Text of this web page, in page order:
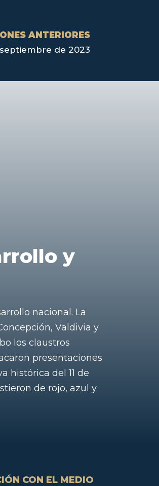
ANTERIORES
de 2023
y
nacional. La
Valdivia y
los claustros
presentaciones
histórica del 11 de
de rojo, azul y
CON EL MEDIO